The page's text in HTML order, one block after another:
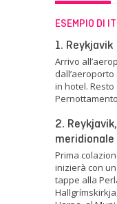
ESEMPIO DI
1. Reykjavik
Arrivo
in hotel.
2.
Prima
inizierà con
tappe alla